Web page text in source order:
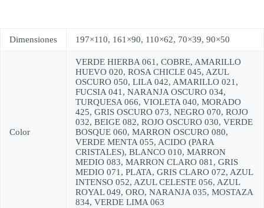
Dimensiones 197×110, 161×90, 110×62, 70×39, 90×50
Color
VERDE HIERBA 061, COBRE, AMARILLO
HUEVO 020, ROSA CHICLE 045, AZUL
OSCURO 050, LILA 042, AMARILLO 021,
FUCSIA 041, NARANJA OSCURO 034,
TURQUESA 066, VIOLETA 040, MORADO
425, GRIS OSCURO 073, NEGRO 070, ROJO
032, BEIGE 082, ROJO OSCURO 030, VERDE
BOSQUE 060, MARRON OSCURO 080,
VERDE MENTA 055, ACIDO (PARA
CRISTALES), BLANCO 010, MARRON
MEDIO 083, MARRON CLARO 081, GRIS
MEDIO 071, PLATA, GRIS CLARO 072, AZUL
INTENSO 052, AZUL CELESTE 056, AZUL
ROYAL 049, ORO, NARANJA 035, MOSTAZA
834, VERDE LIMA 063